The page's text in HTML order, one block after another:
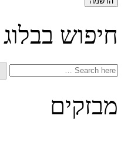
חיפוש בבלוג
Search
מבזקים